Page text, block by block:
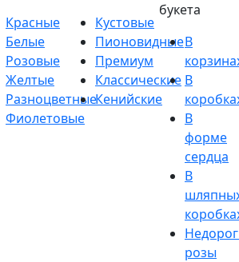
Красные
Белые
Розовые
Желтые
Разноцветные
Фиолетовые
Кустовые
Пионовидные
Премиум
Классические
Кенийские
букета
В
В
В
форме
сердца
В
розы